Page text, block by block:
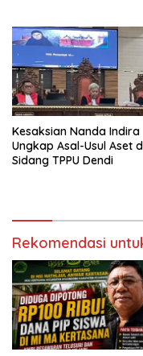
Kesaksian Nanda Indira
Ungkap Asal-Usul Aset
Sidang TPPU Dendi
Rekomendasi